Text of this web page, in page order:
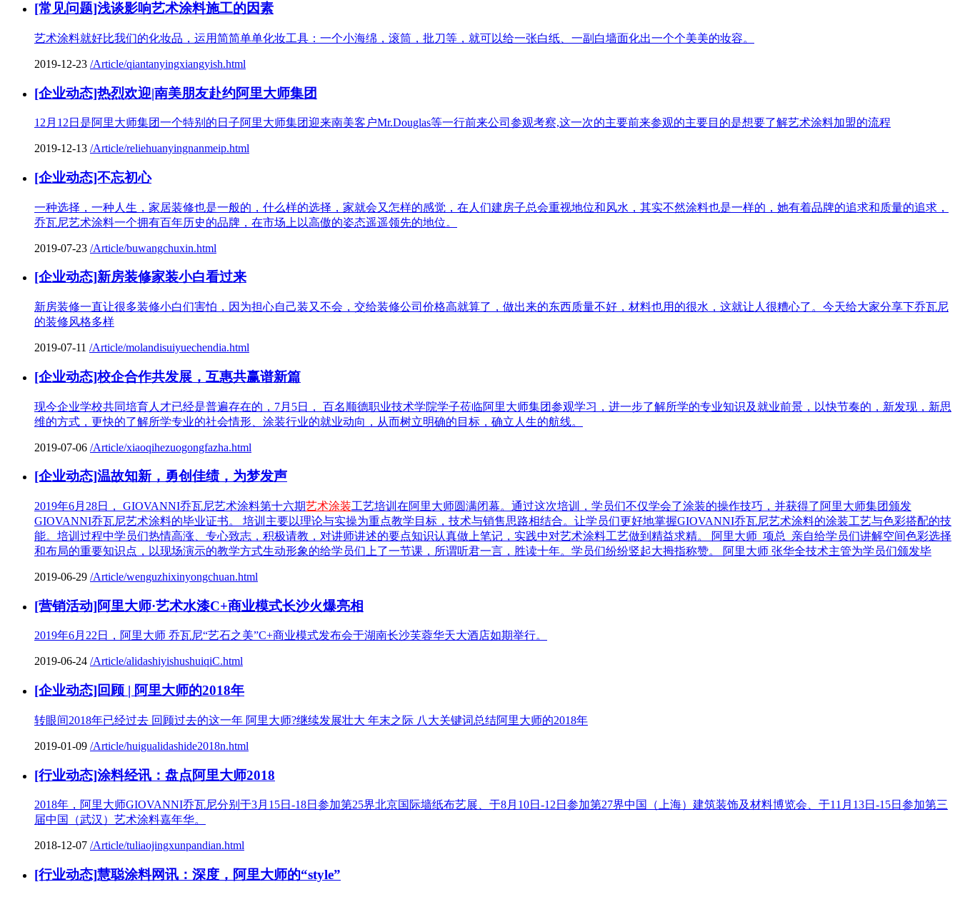
[常见问题]浅谈影响艺术涂料施工的因素
艺术涂料就好比我们的化妆品，运用简简单单化妆工具：一个小海绵，滚筒，批刀等，就可以给一张白纸、一副白墙面化出一个个美美的妆容。
2019-12-23 /Article/qiantanyingxiangyish.html
[企业动态]热烈欢迎|南美朋友赴约阿里大师集团
12月12日是阿里大师集团一个特别的日子阿里大师集团迎来南美客户Mr.Douglas等一行前来公司参观考察,这一次的主要前来参观的主要目的是想要了解艺术涂料加盟的流程
2019-12-13 /Article/reliehuanyingnanmeip.html
[企业动态]不忘初心
一种选择，一种人生，家居装修也是一般的，什么样的选择，家就会又怎样的感觉，在人们建房子总会重视地位和风水，其实不然涂料也是一样的，她有着品牌的追求和质量的追求，
乔瓦尼艺术涂料一个拥有百年历史的品牌，在市场上以高傲的姿态遥遥领先的地位。
2019-07-23 /Article/buwangchuxin.html
[企业动态]新房装修家装小白看过来
新房装修一直让很多装修小白们害怕，因为担心自己装又不会，交给装修公司价格高就算了，做出来的东西质量不好，材料也用的很水，这就让人很糟心了。今天给大家分享下乔瓦尼
的装修风格多样
2019-07-11 /Article/molandisuiyuechendia.html
[企业动态]校企合作共发展，互惠共赢谱新篇
现今企业学校共同培育人才已经是普遍存在的，7月5日， 百名顺德职业技术学院学子莅临阿里大师集团参观学习，进一步了解所学的专业知识及就业前景，以快节奏的，新发现，新思
维的方式，更快的了解所学专业的社会情形、涂装行业的就业动向，从而树立明确的目标，确立人生的航线。
2019-07-06 /Article/xiaoqihezuogongfazha.html
[企业动态]温故知新，勇创佳绩，为梦发声
2019年6月28日， GIOVANNI乔瓦尼艺术涂料第十六期艺术涂装工艺培训在阿里大师圆满闭幕。通过这次培训，学员们不仅学会了涂装的操作技巧，并获得了阿里大师集团颁发
GIOVANNI乔瓦尼艺术涂料的毕业证书。 培训主要以理论与实操为重点教学目标，技术与销售思路相结合。让学员们更好地掌握GIOVANNI乔瓦尼艺术涂料的涂装工艺与色彩搭配的技
能。培训过程中学员们热情高涨、专心致志，积极请教，对讲师讲述的要点知识认真做上笔记，实践中对艺术涂料工艺做到精益求精。 阿里大师 项总 亲自给学员们讲解空间色彩选择
和布局的重要知识点，以现场演示的教学方式生动形象的给学员们上了一节课，所谓听君一言，胜读十年。学员们纷纷竖起大拇指称赞。 阿里大师 张华全技术主管为学员们颁发毕
2019-06-29 /Article/wenguzhixinyongchuan.html
[营销活动]阿里大师·艺术水漆C+商业模式长沙火爆亮相
2019年6月22日，阿里大师 乔瓦尼“艺石之美”C+商业模式发布会于湖南长沙芙蓉华天大酒店如期举行。
2019-06-24 /Article/alidashiyishushuiqiC.html
[企业动态]回顾 | 阿里大师的2018年
转眼间2018年已经过去 回顾过去的这一年 阿里大师?继续发展壮大 年末之际 八大关键词总结阿里大师的2018年
2019-01-09 /Article/huigualidashide2018n.html
[行业动态]涂料经讯：盘点阿里大师2018
2018年，阿里大师GIOVANNI乔瓦尼分别于3月15日-18日参加第25界北京国际墙纸布艺展、于8月10日-12日参加第27界中国（上海）建筑装饰及材料博览会、于11月13日-15日参加第三
届中国（武汉）艺术涂料嘉年华。
2018-12-07 /Article/tuliaojingxunpandian.html
[行业动态]慧聪涂料网讯：深度，阿里大师的“style”